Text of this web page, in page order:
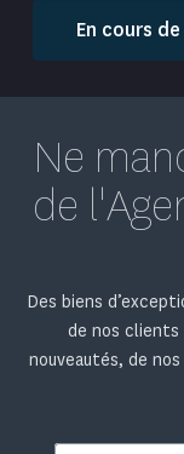
Un
Porticcio